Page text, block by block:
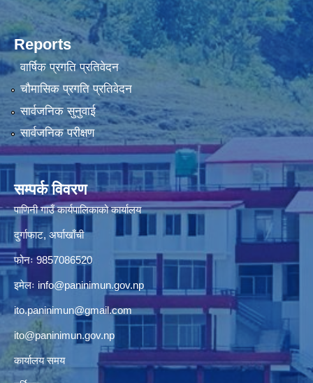
Reports
वार्षिक प्रगति प्रतिवेदन
चौमासिक प्रगति प्रतिवेदन
सार्वजनिक सुनुवाई
सार्वजनिक परीक्षण
सम्पर्क विवरण
पाणिनी गाउँ कार्यपालिकाको कार्यालय
दुर्गाफाट, अर्घाखाँची
फोनः 9857086520
इमेलः info@paninimun.gov.np
ito.paninimun@gmail.com
ito@paninimun.gov.np
कार्यालय समय